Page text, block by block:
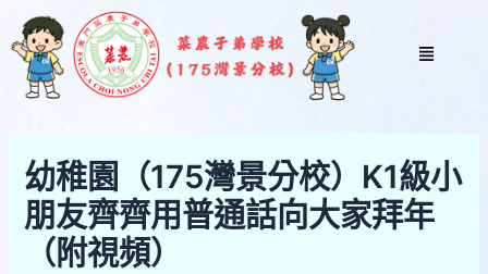
至
Menu
幼稚園（175灣景分校）K1級小
朋友齊齊用普通話向大家拜年
（附視頻）
Post
navigation